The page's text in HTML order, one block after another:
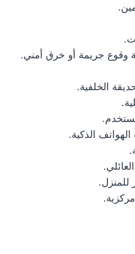
وقوع جريمة أو خرق أمني.
الخلفية.
الذكية.
للمنزل.